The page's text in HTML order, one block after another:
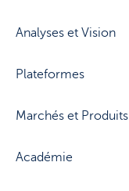
Analyses et Vision
Plateformes
Marchés et Produits
Académie